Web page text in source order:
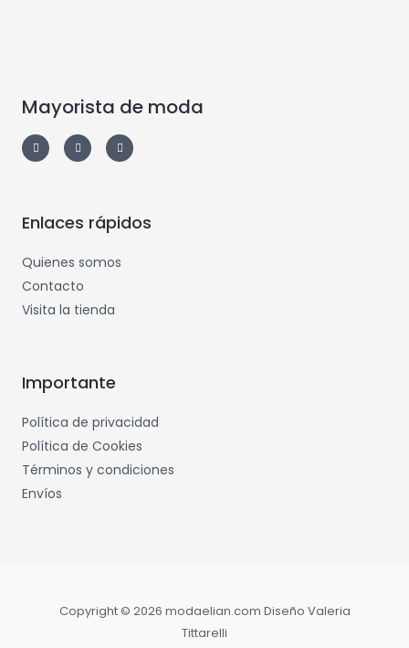
Mayorista de moda
Enlaces rápidos
Quienes somos
Contacto
Visita la tienda
Importante
Política de privacidad
Política de Cookies
Términos y condiciones
Envíos
Copyright © 2026 modaelian.com Diseño Valeria
Tittarelli